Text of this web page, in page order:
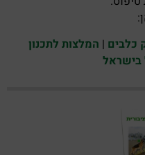
כלבים | המלצות לתכנון
בישראל